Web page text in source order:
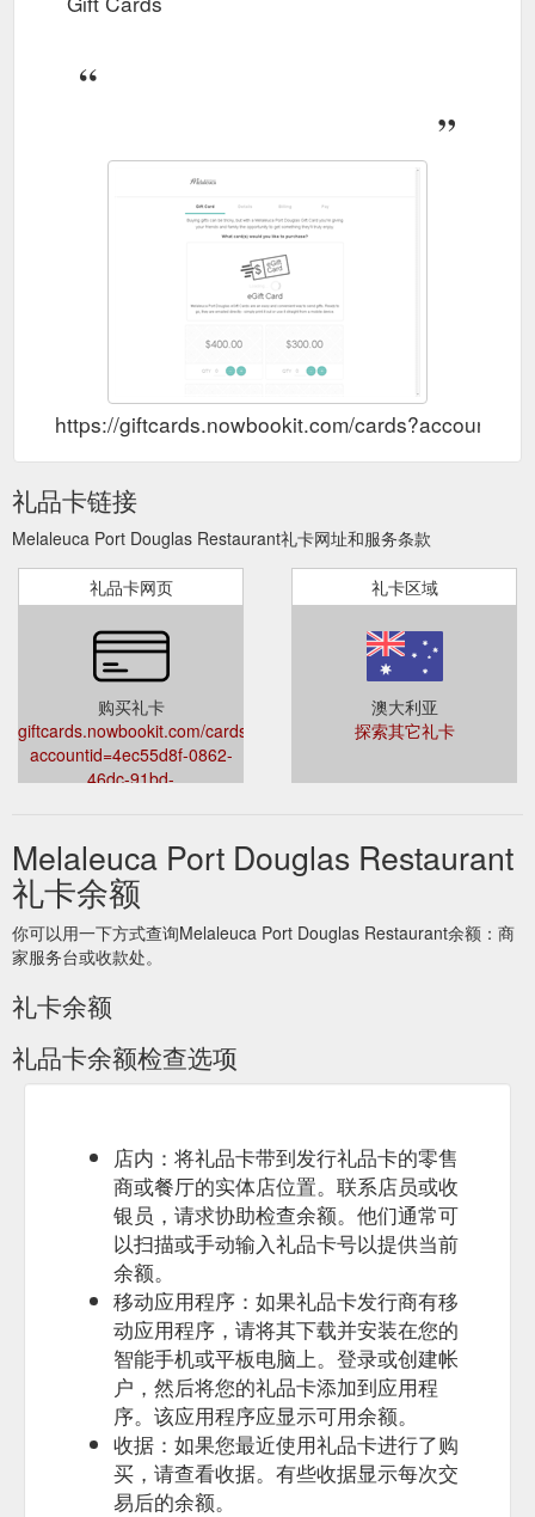
https://giftcards.nowbookit.com/
礼品卡链接
Melaleuca Port Douglas Restaurant礼卡网址和服务条款
礼品卡网页
购买礼卡
giftcards.nowbookit.com/cards?
accountid=4ec55d8f-0862-
46dc-91bd-
礼卡区域
澳大利亚
探索其它礼卡
Melaleuca Port Douglas Restaurant
礼卡余额
你可以用一下方式查询Melaleuca Port Douglas Restaurant余额：商
家服务台或收款处。
礼卡余额
礼品卡余额检查选项
店内：将礼品卡带到发行礼品卡的零售
商或餐厅的实体店位置。联系店员或收
银员，请求协助检查余额。他们通常可
以扫描或手动输入礼品卡号以提供当前
余额。
移动应用程序：如果礼品卡发行商有移
动应用程序，请将其下载并安装在您的
智能手机或平板电脑上。登录或创建帐
户，然后将您的礼品卡添加到应用程
序。该应用程序应显示可用余额。
收据：如果您最近使用礼品卡进行了购
买，请查看收据。有些收据显示每次交
易后的余额。